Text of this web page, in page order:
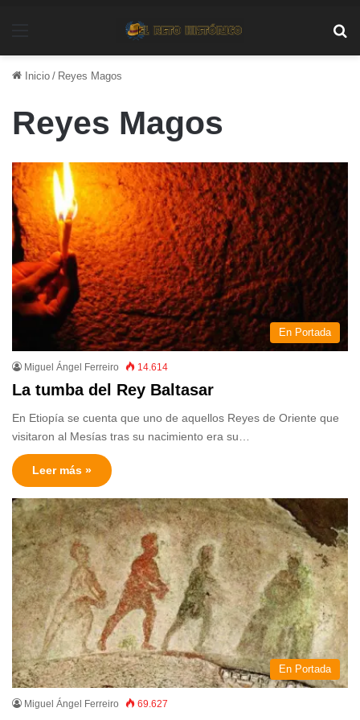
Inicio / Reyes Magos
Reyes Magos
En Portada
Miguel Ángel Ferreiro 14.614
La tumba del Rey Baltasar
En Etiopía se cuenta que uno de aquellos Reyes de Oriente que
visitaron al Mesías tras su nacimiento era su…
Leer más »
En Portada
Miguel Ángel Ferreiro 69.627